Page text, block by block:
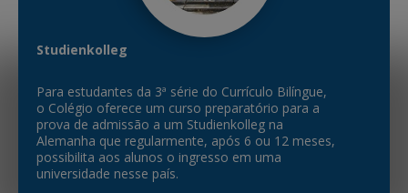
Studienkolleg
Para estudantes da 3ª série do Currículo Bilíngue,
o Colégio oferece um curso preparatório para a
prova de admissão a um Studienkolleg na
Alemanha que regularmente, após 6 ou 12 meses,
possibilita aos alunos o ingresso em uma
universidade nesse país.